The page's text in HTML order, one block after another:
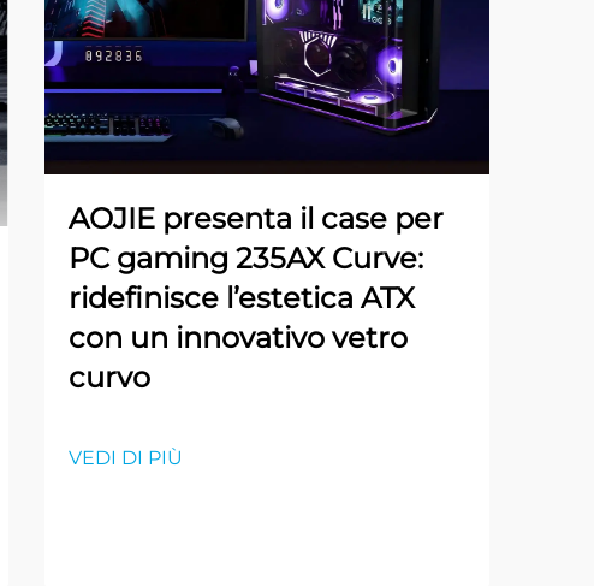
AOJIE presenta il case per
PC gaming 235AX Curve:
ridefinisce l’estetica ATX
con un innovativo vetro
curvo
VEDI DI PIÙ